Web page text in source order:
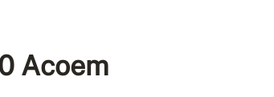
Acoem